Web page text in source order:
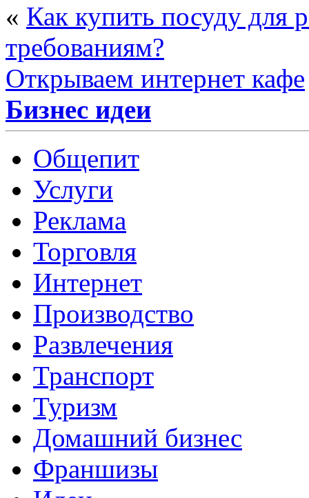
« Как купить посуду для
требованиям?
Открываем интернет кафе
Бизнес идеи
Общепит
Услуги
Реклама
Торговля
Интернет
Производство
Развлечения
Транспорт
Туризм
Домашний бизнес
Франшизы